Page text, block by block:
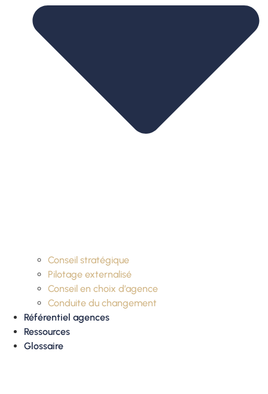
Conseil stratégique
Pilotage externalisé
Conseil en choix d’agence
Conduite du changement
Référentiel agences
Ressources
Glossaire